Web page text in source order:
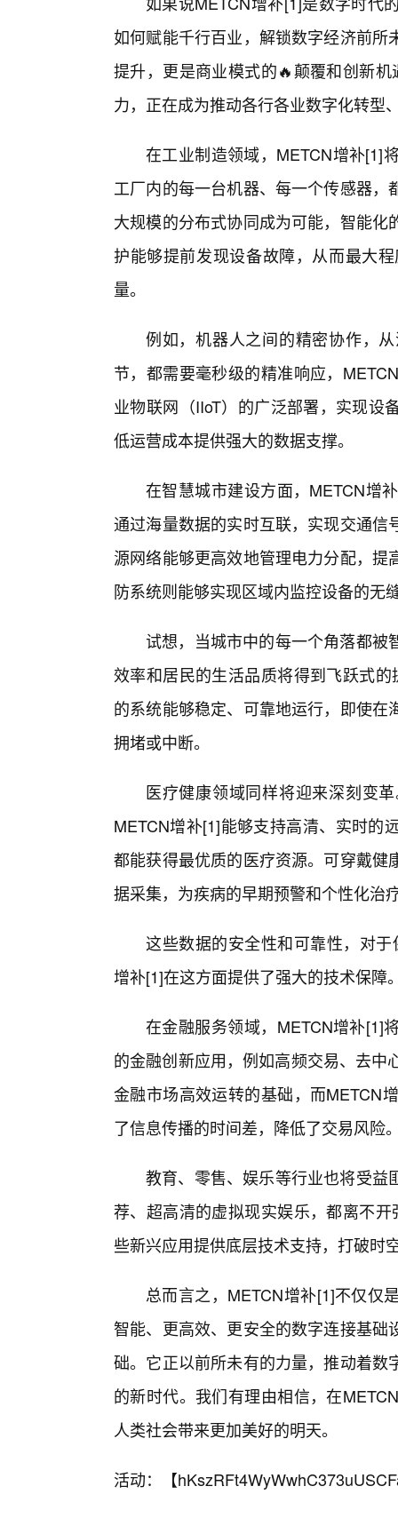
如何赋能千行百业，解锁数字经济前
提升，更是商业模式的🔥颠覆和创新
力，正在成为推动各行各业数字化转型
在工业制造领域，METCN增补[1]
工厂内的每一台机器、每一个传感器
大规模的分布式协同成为可能，智能
护能够提前发现设备故障，从而最大
量。
例如，机器人之间的精密协作，
节，都需要毫秒级的精准响应，
业物联网（IIoT）的广泛部署，实现设
低运营成本提供强大的数据支撑。
在智慧城市建设方面，METCN增
通过海量数据的实时互联，实现交通
源网络能够更高效地管理电力分配，
防系统则能够实现区域内监控设备的无
试想，当城市中的每一个角落都被
效率和居民的生活品质将得到飞跃式
的系统能够稳定、可靠地运行，即使
拥堵或中断。
医疗健康领域同样将迎来深刻变
METCN增补[1]能够支持高清、实时的
都能获得最优质的医疗资源。可穿戴
据采集，为疾病的早期预警和个性化治
这些数据的安全性和可靠性，对
增补[1]在这方面提供了强大的技术保障
在金融服务领域，METCN增补[1]
的金融创新应用，例如高频交易、去
金融市场高效运转的基础，而METCN
了信息传播的时间差，降低了交易风险
教育、零售、娱乐等行业也将受益
荐、超高清的虚拟现实娱乐，都离不
些新兴应用提供底层技术支持，打破时
总而言之，METCN增补[1]不仅仅
智能、更高效、更安全的数字连接基
础。它正以前所未有的力量，推动着
的新时代。我们有理由相信，在
人类社会带来更加美好的明天。
活动：【